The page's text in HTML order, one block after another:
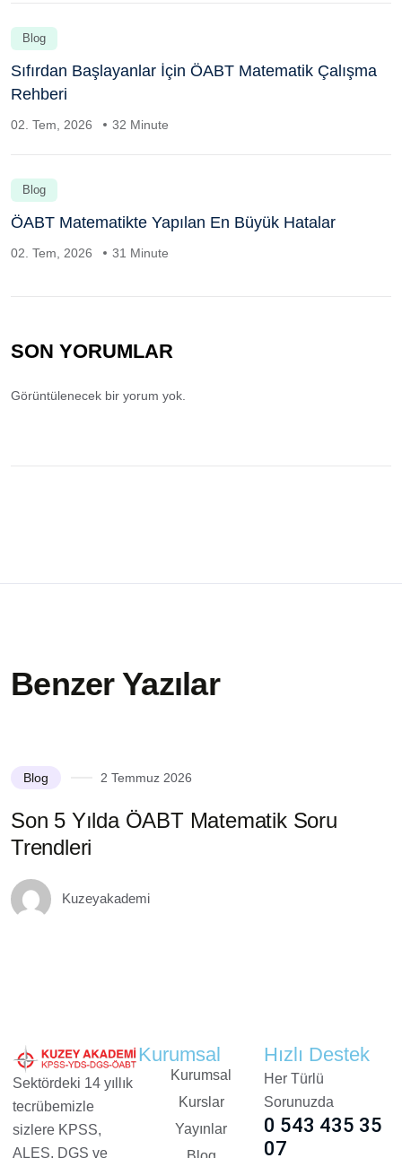
Blog
Sıfırdan Başlayanlar İçin ÖABT Matematik Çalışma
Rehberi
02. Tem, 2026 32 Minute
Blog
ÖABT Matematikte Yapılan En Büyük Hatalar
02. Tem, 2026 31 Minute
SON YORUMLAR
Görüntülenecek bir yorum yok.
Benzer Yazılar
Blog 2 Temmuz 2026
Son 5 Yılda ÖABT Matematik Soru
Trendleri
Kuzeyakademi
Sektördeki 14 yıllık
tecrübemizle
sizlere KPSS,
ALES, DGS ve
Kurumsal
Kurumsal
Kurslar
Yayınlar
Hızlı Destek
Her Türlü
Sorunuzda
0 543 435 35
07